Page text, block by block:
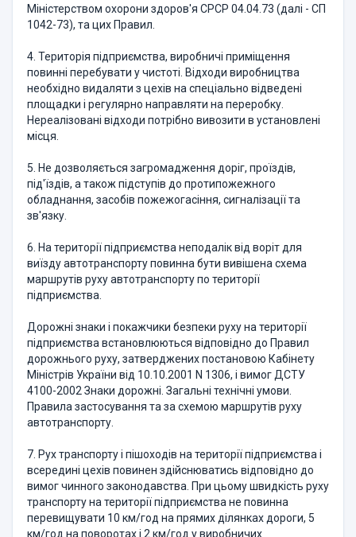
Міністерством охорони здоров'я СРСР 04.04.73 (далі - СП
1042-73), та цих Правил.
4. Територія підприємства, виробничі приміщення
повинні перебувати у чистоті. Відходи виробництва
необхідно видаляти з цехів на спеціально відведені
площадки і регулярно направляти на переробку.
Нереалізовані відходи потрібно вивозити в установлені
місця.
5. Не дозволяється загромадження доріг, проїздів,
під'їздів, а також підступів до протипожежного
обладнання, засобів пожежогасіння, сигналізації та
зв'язку.
6. На території підприємства неподалік від воріт для
виїзду автотранспорту повинна бути вивішена схема
маршрутів руху автотранспорту по території
підприємства.
Дорожні знаки і покажчики безпеки руху на території
підприємства встановлюються відповідно до Правил
дорожнього руху, затверджених постановою Кабінету
Міністрів України від 10.10.2001 N 1306, і вимог ДСТУ
4100-2002 Знаки дорожні. Загальні технічні умови.
Правила застосування та за схемою маршрутів руху
автотранспорту.
7. Рух транспорту і пішоходів на території підприємства і
всередині цехів повинен здійснюватись відповідно до
вимог чинного законодавства. При цьому швидкість руху
транспорту на території підприємства не повинна
перевищувати 10 км/год на прямих ділянках дороги, 5
км/год на поворотах і 2 км/год у виробничих